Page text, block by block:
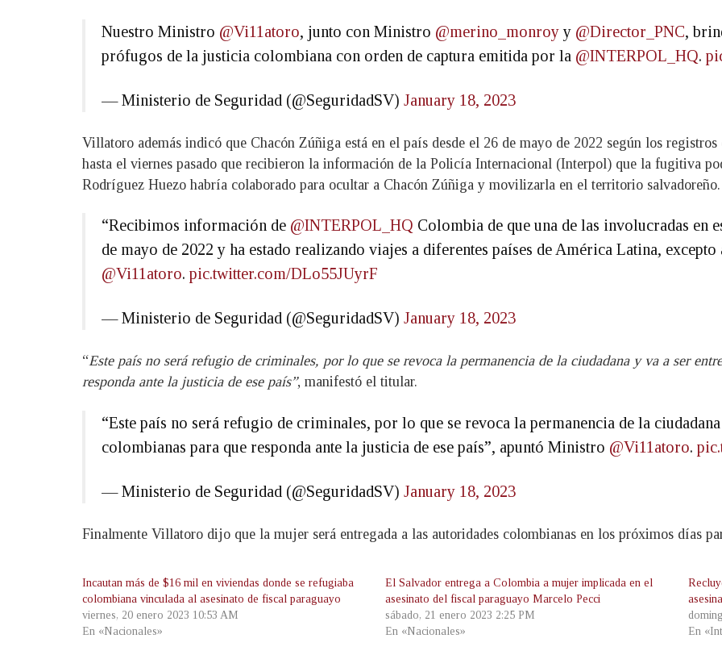
Nuestro Ministro @Vi11atoro, junto con Ministro @merino_monroyy @Director_PNC,
prófugos de la justicia colombiana con orden de captura emitida por la @INTERPOL_HQ.
— Ministerio de Seguridad (@SeguridadSV) January 18, 2023
Villatoro además indicó que Chacón Zúñiga está en el país desde el 26 de mayo de 2022 según los registros
hasta el viernes pasado que recibieron la información de la Policía Internacional (Interpol) que la fugitiva
Rodríguez Huezo habría colaborado para ocultar a Chacón Zúñiga y movilizarla en el territorio salvadoreño.
“Recibimos información de @INTERPOL_HQ Colombia de que una de las involucradas en
de mayo de 2022 y ha estado realizando viajes a diferentes países de América Latina,
@Vi11atoro. pic.twitter.com/DLo55JUyrF
— Ministerio de Seguridad (@SeguridadSV) January 18, 2023
“Este país no será refugio de criminales, por lo que se revoca la permanencia de la ciudadana y va a ser
responda ante la justicia de ese país”, manifestó el titular.
“Este país no será refugio de criminales, por lo que se revoca la permanencia de la
colombianas para que responda ante la justicia de ese país”, apuntó Ministro @Vi11atoro.
— Ministerio de Seguridad (@SeguridadSV) January 18, 2023
Finalmente Villatoro dijo que la mujer será entregada a las autoridades colombianas en los próximos días
Incautan más de $16 mil en viviendas donde se refugiaba
colombiana vinculada al asesinato de fiscal paraguayo
viernes, 20 enero 2023 10:53 AM
En «Nacionales»
El Salvador entrega a Colombia a mujer implicada en el
asesinato del fiscal paraguayo Marcelo Pecci
sábado, 21 enero 2023 2:25 PM
En «Nacionales»
En